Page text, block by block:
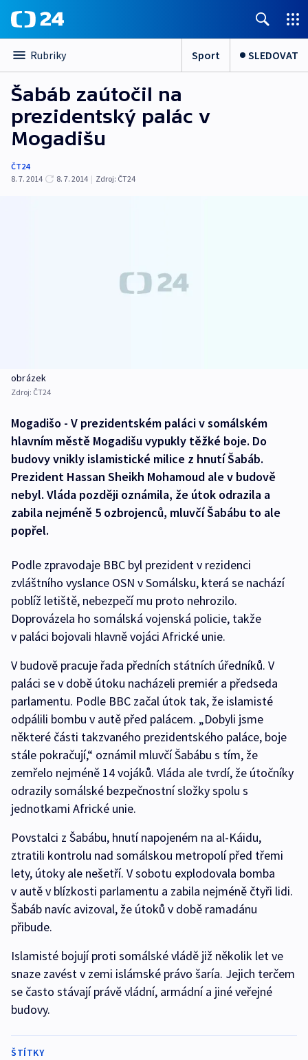
Rubriky Sport SLEDOVAT
Šabáb zaútočil na
prezidentský palác v
Mogadišu
ČT24
8. 7. 2014
8. 7. 2014 | Zdroj: ČT24
obrázek
Zdroj: ČT24
Mogadišo - V prezidentském paláci v somálském
hlavním městě Mogadišu vypukly těžké boje. Do
budovy vnikly islamistické milice z hnutí Šabáb.
Prezident Hassan Sheikh Mohamoud ale v budově
nebyl. Vláda později oznámila, že útok odrazila a
zabila nejméně 5 ozbrojenců, mluvčí Šabábu to ale
popřel.
Podle zpravodaje BBC byl prezident v rezidenci
zvláštního vyslance OSN v Somálsku, která se nachází
poblíž letiště, nebezpečí mu proto nehrozilo.
Doprovázela ho somálská vojenská policie, takže
v paláci bojovali hlavně vojáci Africké unie.
V budově pracuje řada předních státních úředníků. V
paláci se v době útoku nacházeli premiér a předseda
parlamentu. Podle BBC začal útok tak, že islamisté
odpálili bombu v autě před palácem. „Dobyli jsme
některé části takzvaného prezidentského paláce, boje
stále pokračují,“ oznámil mluvčí Šabábu s tím, že
zemřelo nejméně 14 vojáků. Vláda ale tvrdí, že útočníky
odrazily somálské bezpečnostní složky spolu s
jednotkami Africké unie.
Povstalci z Šabábu, hnutí napojeném na al-Káidu,
ztratili kontrolu nad somálskou metropolí před třemi
lety, útoky ale nešetří. V sobotu explodovala bomba
v autě v blízkosti parlamentu a zabila nejméně čtyři lidi.
Šabáb navíc avizoval, že útoků v době ramadánu
přibude.
Islamisté bojují proti somálské vládě již několik let ve
snaze zavést v zemi islámské právo šaría. Jejich terčem
se často stávají právě vládní, armádní a jiné veřejné
budovy.
ŠTÍTKY